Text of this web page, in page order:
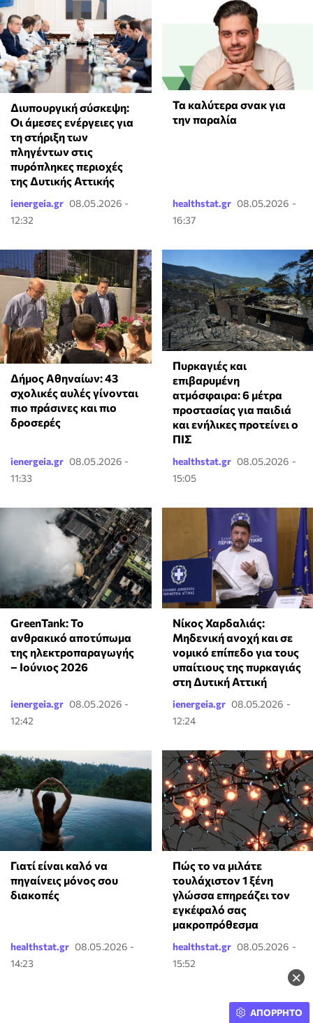
×
Διυπουργική σύσκεψη:
Οι άμεσες ενέργειες για
τη στήριξη των
πληγέντων στις
πυρόπληκες περιοχές
της Δυτικής Αττικής
ienergeia.gr 08.05.2026 -
12:32
Τα καλύτερα σνακ για
την παραλία
healthstat.gr 08.05.2026 -
16:37
Δήμος Αθηναίων: 43
σχολικές αυλές γίνονται
πιο πράσινες και πιο
δροσερές
ienergeia.gr 08.05.2026 -
11:33
Πυρκαγιές και
επιβαρυμένη
ατμόσφαιρα: 6 μέτρα
προστασίας για παιδιά
και ενήλικες προτείνει ο
ΠΙΣ
healthstat.gr 08.05.2026 -
15:05
GreenTank: Το
ανθρακικό αποτύπωμα
της ηλεκτροπαραγωγής
– Ιούνιος 2026
ienergeia.gr 08.05.2026 -
12:42
Νίκος Χαρδαλιάς:
Μηδενική ανοχή και σε
νομικό επίπεδο για τους
υπαίτιους της πυρκαγιάς
στη Δυτική Αττική
ienergeia.gr 08.05.2026 -
12:24
Γιατί είναι καλό να
πηγαίνεις μόνος σου
διακοπές
healthstat.gr 08.05.2026 -
14:23
⁠Πώς το να μιλάτε
τουλάχιστον 1 ξένη
γλώσσα επηρεάζει τον
εγκέφαλό σας
μακροπρόθεσμα
healthstat.gr 08.05.2026 -
15:52
ΑΠΟΡΡΗΤΟ